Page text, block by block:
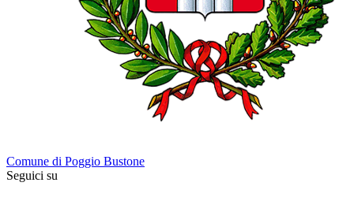
Comune di Poggio Bustone
Seguici su